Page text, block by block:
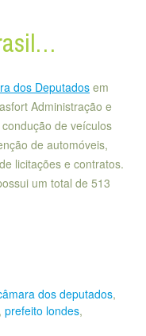
dos Deputadosem
Administração e
de veículos
de automóveis,
licitações e contratos.
um total de 513
dos deputados,
, prefeito londes,